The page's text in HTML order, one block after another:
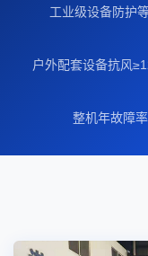
工业级设备防护
户外配套设备抗风
整机年故障